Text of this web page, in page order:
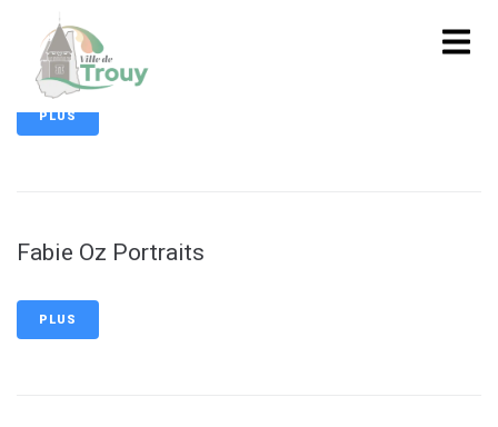
principal
Oge
PLUS
Fabie Oz Portraits
PLUS